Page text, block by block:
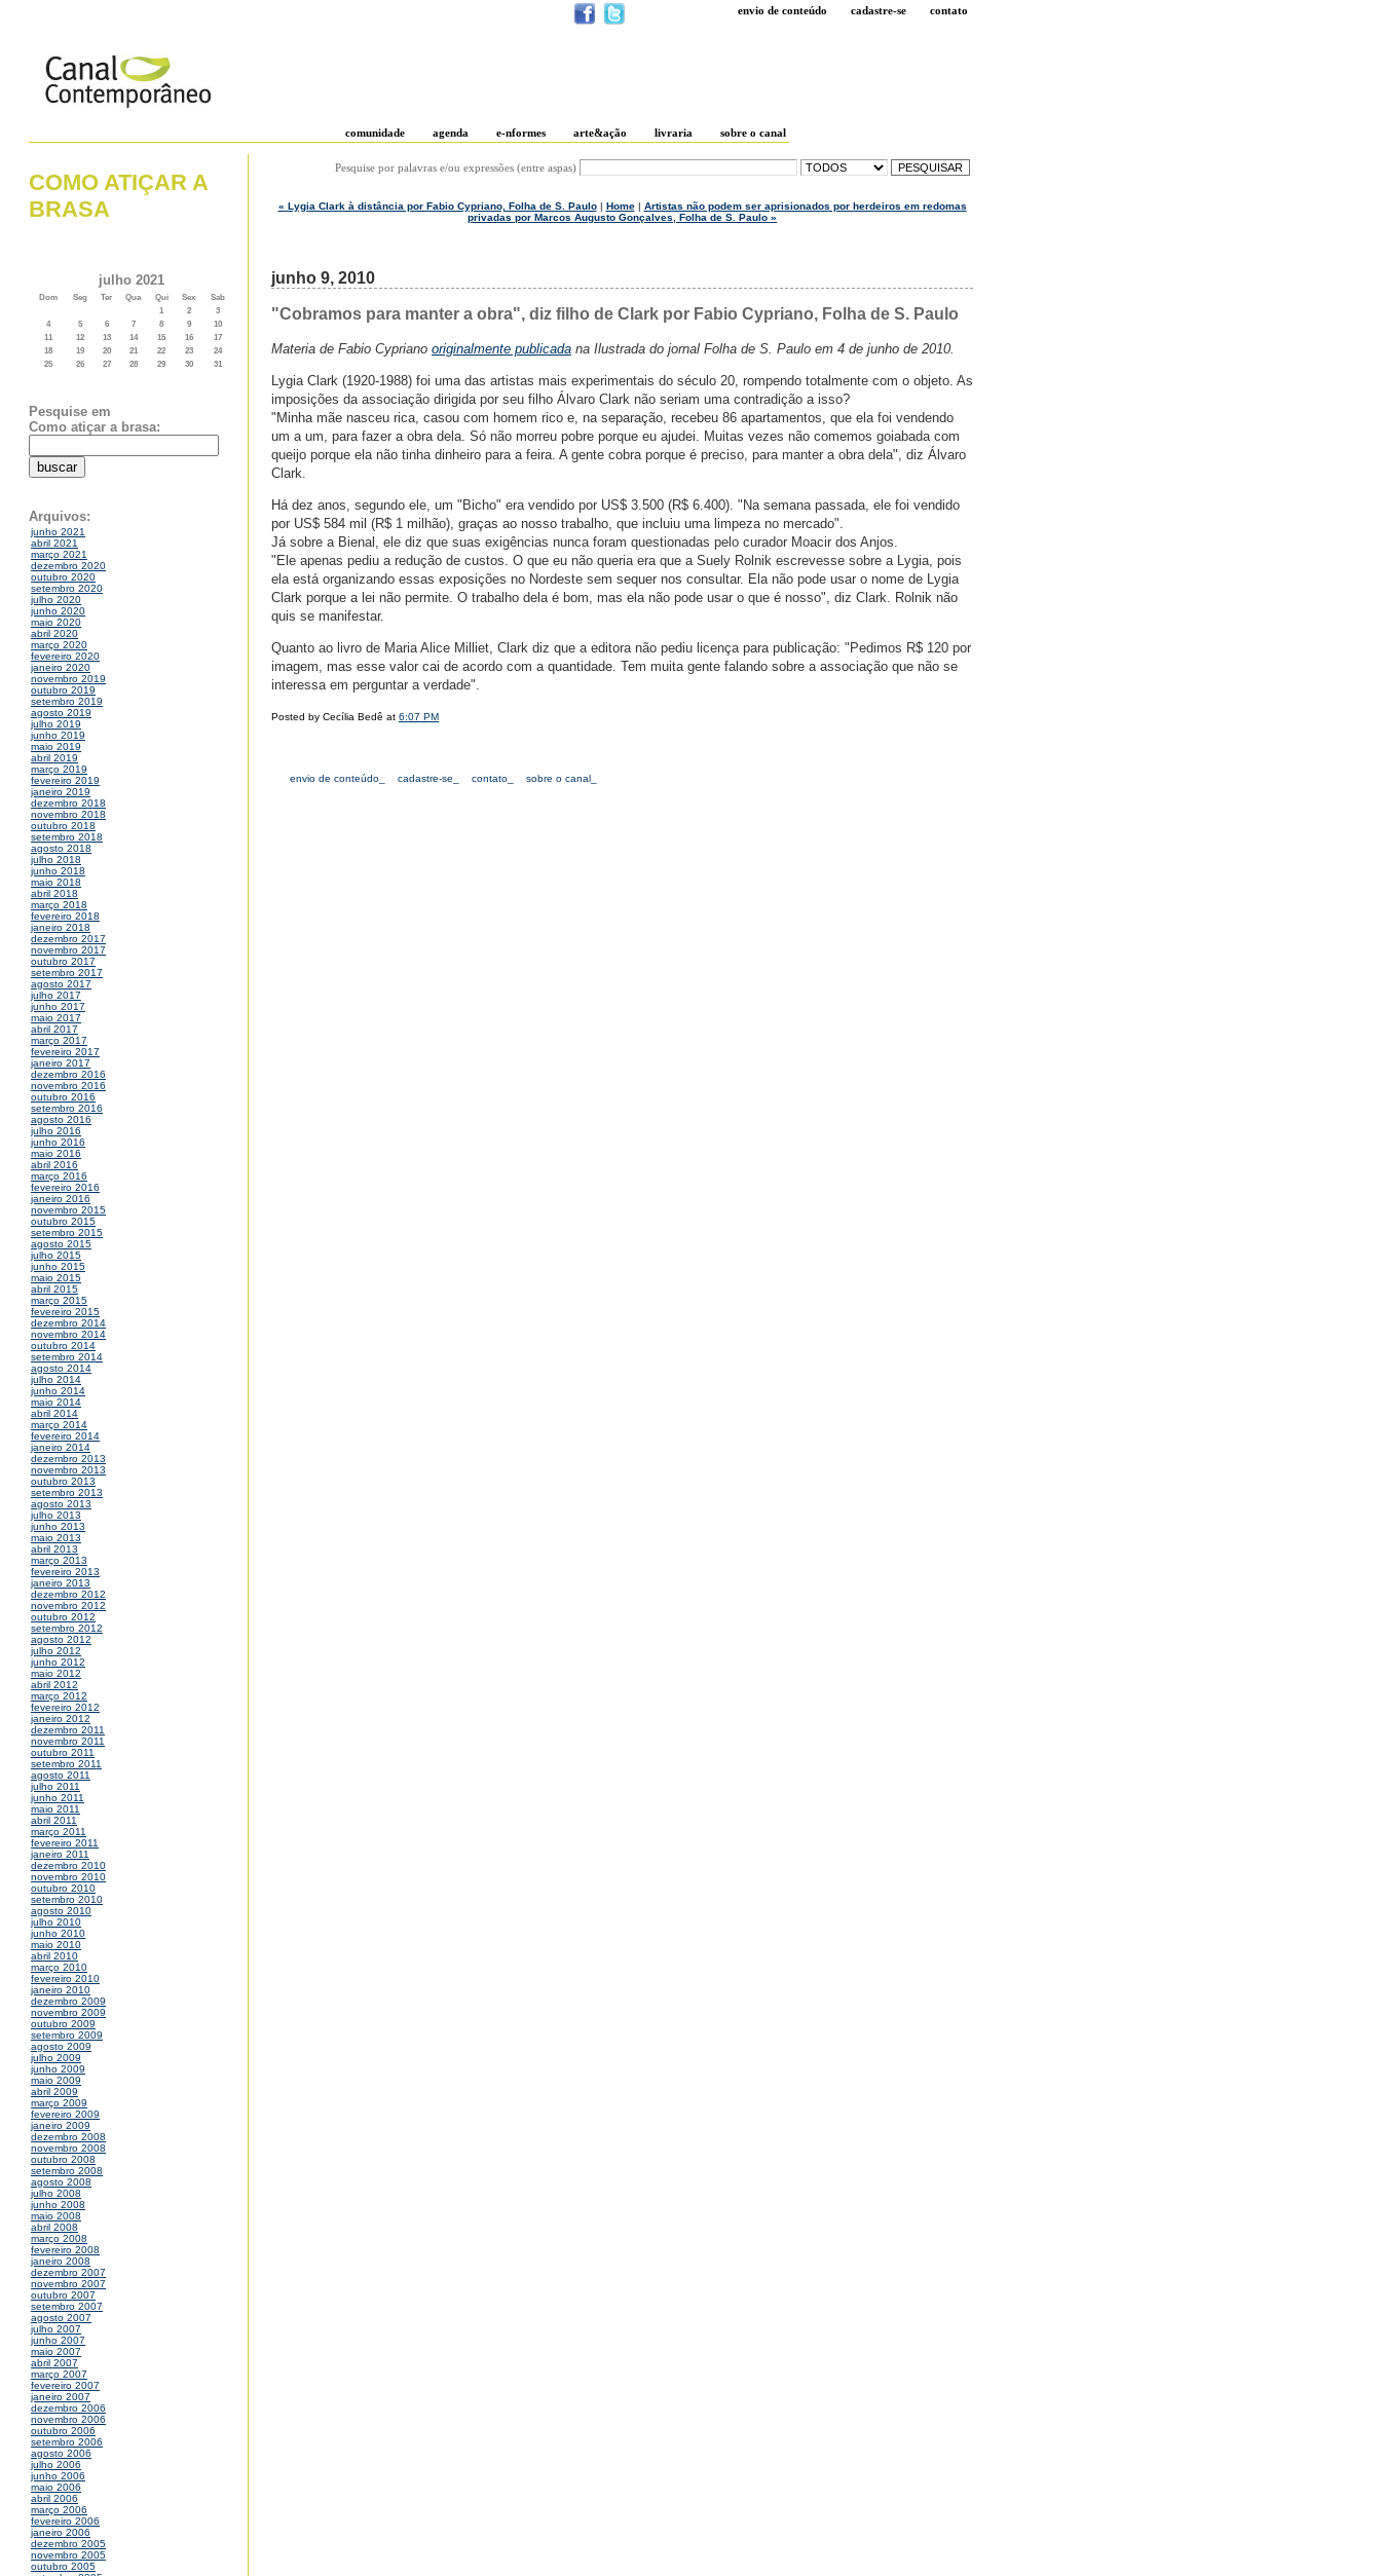
envio de conteúdo cadastre-se contato
comunidade agenda e-nformes arte&ação livraria sobre o canal
COMO ATIÇAR A
BRASA
julho 2021
Dom Seg Ter Qua Qui Sex
Sab
1
2
3
4
5 6 7 8 9
10
11
12 13 14 15 16
17
18
19 20 21 22 23
24
25
26 27 28 29 30 31
Pesquise em
Como atiçar a brasa:
Arquivos:
junho 2021
abril 2021
março 2021
dezembro 2020
outubro 2020
setembro 2020
julho 2020
junho 2020
maio 2020
abril 2020
março 2020
fevereiro 2020
janeiro 2020
novembro 2019
outubro 2019
setembro 2019
agosto 2019
julho 2019
junho 2019
maio 2019
abril 2019
março 2019
fevereiro 2019
janeiro 2019
dezembro 2018
novembro 2018
outubro 2018
setembro 2018
agosto 2018
julho 2018
junho 2018
maio 2018
abril 2018
março 2018
fevereiro 2018
janeiro 2018
dezembro 2017
novembro 2017
outubro 2017
setembro 2017
agosto 2017
julho 2017
junho 2017
maio 2017
abril 2017
março 2017
fevereiro 2017
janeiro 2017
dezembro 2016
novembro 2016
outubro 2016
setembro 2016
agosto 2016
julho 2016
junho 2016
maio 2016
abril 2016
março 2016
fevereiro 2016
janeiro 2016
novembro 2015
outubro 2015
setembro 2015
agosto 2015
julho 2015
junho 2015
maio 2015
abril 2015
março 2015
fevereiro 2015
dezembro 2014
novembro 2014
outubro 2014
setembro 2014
agosto 2014
julho 2014
junho 2014
maio 2014
abril 2014
março 2014
fevereiro 2014
janeiro 2014
dezembro 2013
novembro 2013
outubro 2013
setembro 2013
agosto 2013
julho 2013
junho 2013
maio 2013
abril 2013
março 2013
fevereiro 2013
janeiro 2013
dezembro 2012
novembro 2012
outubro 2012
setembro 2012
agosto 2012
julho 2012
junho 2012
maio 2012
abril 2012
março 2012
fevereiro 2012
janeiro 2012
dezembro 2011
novembro 2011
outubro 2011
setembro 2011
agosto 2011
julho 2011
junho 2011
maio 2011
abril 2011
março 2011
fevereiro 2011
janeiro 2011
dezembro 2010
novembro 2010
outubro 2010
setembro 2010
agosto 2010
julho 2010
junho 2010
maio 2010
abril 2010
março 2010
fevereiro 2010
janeiro 2010
dezembro 2009
novembro 2009
outubro 2009
setembro 2009
agosto 2009
julho 2009
junho 2009
maio 2009
abril 2009
março 2009
fevereiro 2009
janeiro 2009
dezembro 2008
novembro 2008
outubro 2008
setembro 2008
agosto 2008
julho 2008
junho 2008
maio 2008
abril 2008
março 2008
fevereiro 2008
janeiro 2008
dezembro 2007
novembro 2007
outubro 2007
setembro 2007
agosto 2007
julho 2007
junho 2007
maio 2007
abril 2007
março 2007
fevereiro 2007
janeiro 2007
dezembro 2006
novembro 2006
outubro 2006
setembro 2006
agosto 2006
julho 2006
junho 2006
maio 2006
abril 2006
março 2006
fevereiro 2006
janeiro 2006
dezembro 2005
novembro 2005
outubro 2005
Pesquise por palavras e/ou expressões (entre aspas)
« Lygia Clark à distância por Fabio Cypriano, Folha de S. Paulo| Home| Artistas não podem ser aprisionados por herdeiros em redomas
privadas por Marcos Augusto Gonçalves, Folha de S. Paulo »
junho 9, 2010
"Cobramos para manter a obra", diz filho de Clark por Fabio Cypriano, Folha de S. Paulo
Materia de Fabio Cypriano originalmente publicada na Ilustrada do jornal Folha de S. Paulo em 4 de junho de 2010.
Lygia Clark (1920-1988) foi uma das artistas mais experimentais do século 20, rompendo totalmente com o objeto. As
imposições da associação dirigida por seu filho Álvaro Clark não seriam uma contradição a isso?
"Minha mãe nasceu rica, casou com homem rico e, na separação, recebeu 86 apartamentos, que ela foi vendendo
um a um, para fazer a obra dela. Só não morreu pobre porque eu ajudei. Muitas vezes não comemos goiabada com
queijo porque ela não tinha dinheiro para a feira. A gente cobra porque é preciso, para manter a obra dela", diz Álvaro
Clark.
Há dez anos, segundo ele, um "Bicho" era vendido por US$ 3.500 (R$ 6.400). "Na semana passada, ele foi vendido
por US$ 584 mil (R$ 1 milhão), graças ao nosso trabalho, que incluiu uma limpeza no mercado".
Já sobre a Bienal, ele diz que suas exigências nunca foram questionadas pelo curador Moacir dos Anjos.
"Ele apenas pediu a redução de custos. O que eu não queria era que a Suely Rolnik escrevesse sobre a Lygia, pois
ela está organizando essas exposições no Nordeste sem sequer nos consultar. Ela não pode usar o nome de Lygia
Clark porque a lei não permite. O trabalho dela é bom, mas ela não pode usar o que é nosso", diz Clark. Rolnik não
quis se manifestar.
Quanto ao livro de Maria Alice Milliet, Clark diz que a editora não pediu licença para publicação: "Pedimos R$ 120 por
imagem, mas esse valor cai de acordo com a quantidade. Tem muita gente falando sobre a associação que não se
interessa em perguntar a verdade".
Posted by Cecília Bedê at 6:07 PM
envio de conteúdo_ cadastre-se_ contato_ sobre o canal_